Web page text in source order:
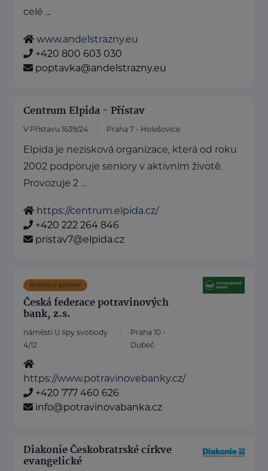
celé ...
www.andelstrazny.eu
+420 800 603 030
poptavka@andelstrazny.eu
Centrum Elpida - Přístav
V Přístavu 1639/24 Praha 7 - Holešovice
Elpida je nezisková organizace, která od roku
2002 podporuje seniory v aktivním životě.
Provozuje 2 ...
https://centrum.elpida.cz/
+420 222 264 846
pristav7@elpida.cz
Bronzový partner
Česká federace potravinových
bank, z.s.
náměstí U lípy svobody
4/12
Praha 10 -
Dubeč
https://www.potravinovebanky.cz/
+420 777 460 626
info@potravinovabanka.cz
Diakonie Českobratrské církve
evangelické